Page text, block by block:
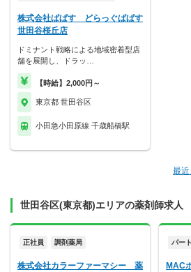
株式会社ぱぱす どらっぐぱぱす
世田谷桜丘店
ドミナント戦略による地域密着型店
舗を展開し、ドラッ…
【時給】2,000円～
東京都 世田谷区
小田急小田原線 千歳船橋駅
最
世田谷区(東京都)エリアの薬剤師求人
正社員 調剤薬局
株式会社カラーファーマシー 薬
パー
MAC